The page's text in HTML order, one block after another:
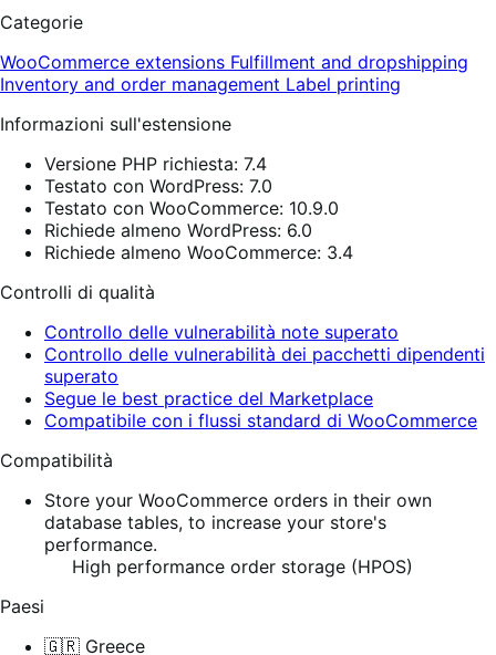
Categorie
WooCommerce extensions Fulfillment and dropshipping
Inventory and order management Label printing
Informazioni sull'estensione
Versione PHP richiesta: 7.4
Testato con WordPress: 7.0
Testato con WooCommerce: 10.9.0
Richiede almeno WordPress: 6.0
Richiede almeno WooCommerce: 3.4
Controlli di qualità
Controllo delle vulnerabilità note superato
Controllo delle vulnerabilità dei pacchetti dipendenti
superato
Segue le best practice del Marketplace
Compatibile con i flussi standard di WooCommerce
Compatibilità
Store your WooCommerce orders in their own
database tables, to increase your store's
performance.
High performance order storage (HPOS)
Paesi
🇬🇷 Greece